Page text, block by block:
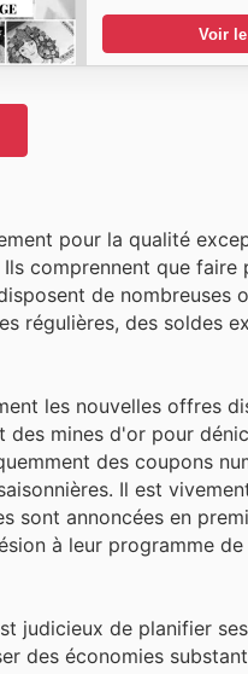
Voir
pour la qualité
comprennent que faire
de nombreuses
régulières, des soldes
les nouvelles offres
mines d'or pour
des coupons
Il est
sont annoncées en
à leur programme
judicieux de planifier
des économies